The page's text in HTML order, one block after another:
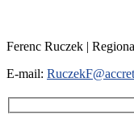
Ferenc Ruczek |
E-mail: